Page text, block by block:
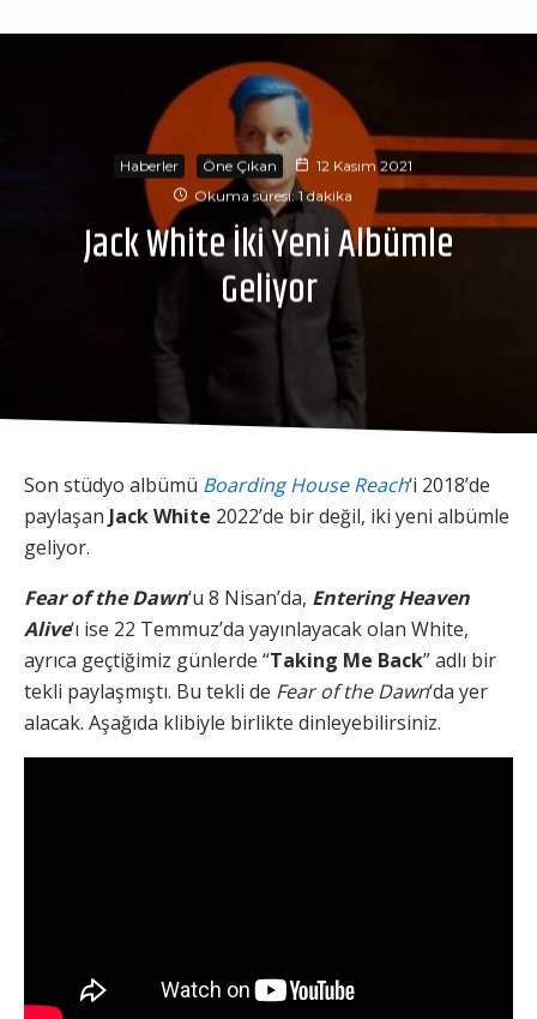
Haberler Öne Çıkan
12 Kasım 2021
Okuma süresi: 1 dakika
Jack White İki Yeni Albümle
Geliyor
Son stüdyo albümü Boarding House Reach‘i 2018’de
paylaşan Jack White 2022’de bir değil, iki yeni albümle
geliyor.
Fear of the Dawn‘u 8 Nisan’da, Entering Heaven
Alive‘ı ise 22 Temmuz’da yayınlayacak olan White,
ayrıca geçtiğimiz günlerde “Taking Me Back” adlı bir
tekli paylaşmıştı. Bu tekli de Fear of the Dawn‘da yer
alacak. Aşağıda klibiyle birlikte dinleyebilirsiniz.